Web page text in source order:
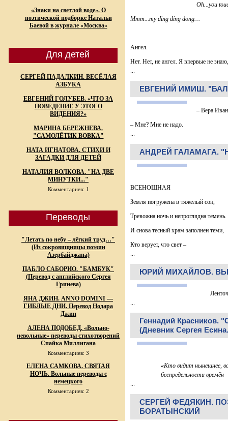
«Знаки на светлой воде». О
поэтической подборке Натальи
Баевой в журнале «Москва»
Для детей
СЕРГЕЙ ПАДАЛКИН. ВЕСЁЛАЯ
АЗБУКА
ЕВГЕНИЙ ГОЛУБЕВ. «ЧТО ЗА
ПОВЕДЕНИЕ У ЭТОГО
ВИДЕНИЯ?»
МАРИНА БЕРЕЖНЕВА.
"САМОЛЁТИК ВОВКА"
НАТА ИГНАТОВА. СТИХИ И
ЗАГАДКИ ДЛЯ ДЕТЕЙ
НАТАЛИЯ ВОЛКОВА. "НА ДВЕ
МИНУТКИ..."
Комментариев: 1
Переводы
"Летать по небу – лёгкий труд…"
(Из сокровищницы поэзии
Азербайджана)
ПАБЛО САБОРИО. "БАМБУК"
(Перевод с английского Сергея
Гринева)
ЯНА ДЖИН. ANNO DOMINI —
ГИБЛЫЕ ДНИ. Перевод Нодара
Джин
АЛЕНА ПОДОБЕД. «Вольно-
невольные» переводы стихотворений
Спайка Миллигана
Комментариев: 3
ЕЛЕНА САМКОВА. СВЯТАЯ
НОЧЬ. Вольные переводы с
немецкого
Комментариев: 2
Oh...you
Mmm...my ding ding dong…
Ангел.
Нет. Нет, не ангел. Я впервые не
...
ЕВГЕНИЙ ИМИШ.
– Вера
– Мне? Мне не надо.
...
АНДРЕЙ ГАЛАМАГА.
ВСЕНОЩНАЯ
Земля погружена в тяжелый сон,
Тревожна ночь и непроглядна темень.
И снова тесный храм заполнен теми,
Кто верует, что свет –
...
ЮРИЙ МИХАЙЛОВ.
Ленточка
...
Геннадий Красников.
(Дневник Сергея
«Кто видит нынешнее,
беспредельности времён
...
СЕРГЕЙ ФЕДЯКИН.
БОРАТЫНСКИЙ